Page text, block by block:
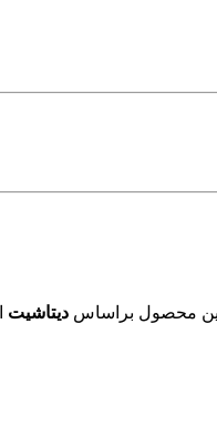
محصول براساس دیتاشیت